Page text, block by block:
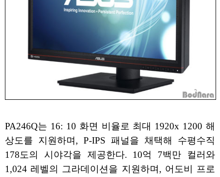
PA246Q는 16: 10 화면 비율로 최대 1920x 1200 해
상도를 지원하며, P-IPS 패널을 채택해 수평수직
178도의 시야각을 제공한다. 10억 7백만 컬러와
1,024 레벨의 그라데이션을 지원하며, 어도비 프로